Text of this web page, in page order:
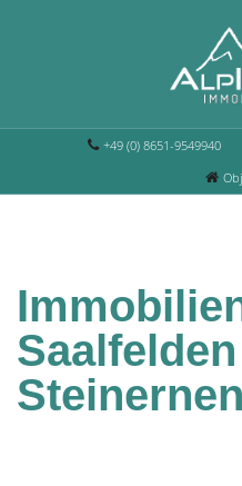
+49 (0) 8651-9549940